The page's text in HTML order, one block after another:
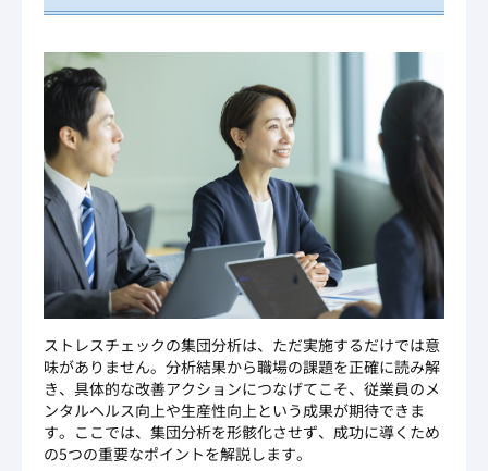
ストレスチェックの集団分析は、ただ実施するだけでは意
味がありません。分析結果から職場の課題を正確に読み解
き、具体的な改善アクションにつなげてこそ、従業員のメ
ンタルヘルス向上や生産性向上という成果が期待できま
す。ここでは、集団分析を形骸化させず、成功に導くため
の5つの重要なポイントを解説します。